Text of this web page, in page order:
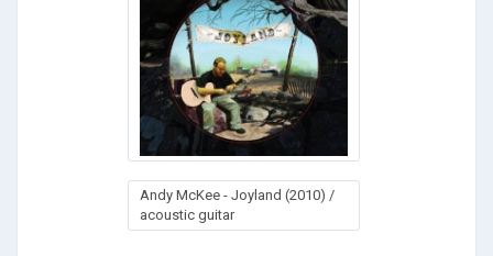
Andy McKee - Joyland (2010) /
acoustic guitar